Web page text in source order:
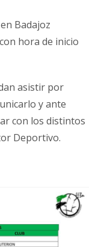
Badajoz
hora de inicio
asistir por
y ante
con los distintos
Deportivo.